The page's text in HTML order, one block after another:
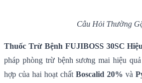
Câu Hỏi Thường
Thuốc Trừ Bệnh FUJIBOSS 30SC
pháp phòng trừ bệnh sương mai hiệu
hợp của hai hoạt chất Boscalid 20% và